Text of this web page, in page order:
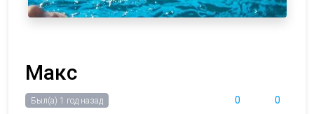
Макс
0 0
Был(а) 1 год назад